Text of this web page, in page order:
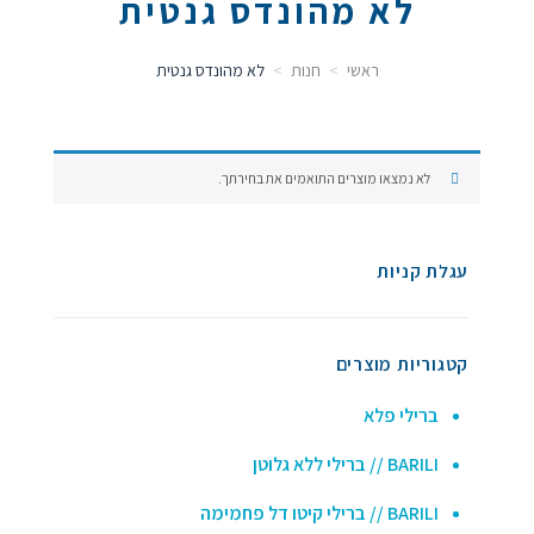
לא מהונדס גנטית
ראשי חנות לא מהונדס גנטית
לא נמצאו מוצרים התואמים את בחירתך.
עגלת קניות
קטגוריות מוצרים
ברילי פלא
BARILI // ברילי ללא גלוטן
BARILI // ברילי קיטו דל פחמימה